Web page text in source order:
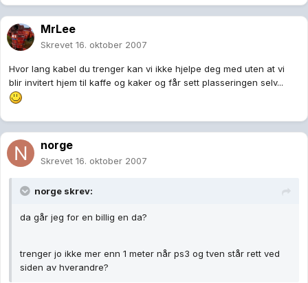
MrLee
Skrevet 16. oktober 2007
Hvor lang kabel du trenger kan vi ikke hjelpe deg med uten at vi
blir invitert hjem til kaffe og kaker og får sett plasseringen selv...
norge
Skrevet 16. oktober 2007
norge skrev:
da går jeg for en billig en da?
trenger jo ikke mer enn 1 meter når ps3 og tven står rett ved
siden av hverandre?